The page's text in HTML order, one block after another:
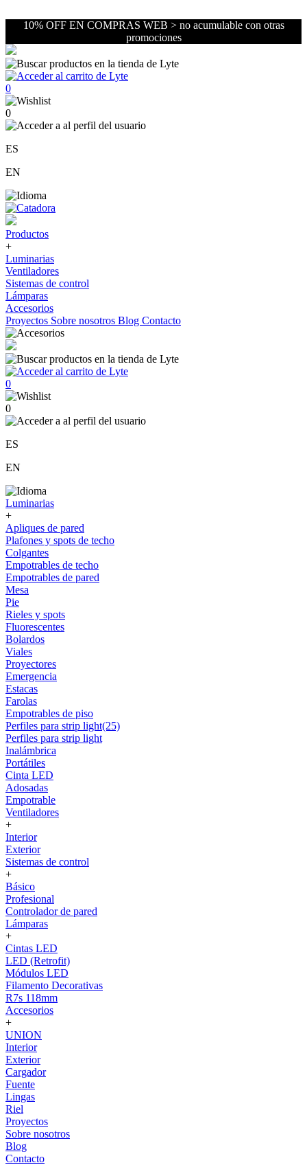
10% OFF EN COMPRAS WEB > no acumulable con otras
promociones
0
0
ES
EN
Productos
+
Luminarias
Ventiladores
Sistemas de control
Lámparas
Accesorios
Proyectos Sobre nosotros Blog Contacto
0
0
ES
EN
Luminarias
+
Apliques de pared
Plafones y spots de techo
Colgantes
Empotrables de techo
Empotrables de pared
Mesa
Pie
Rieles y spots
Fluorescentes
Bolardos
Viales
Proyectores
Emergencia
Estacas
Farolas
Empotrables de piso
Perfiles para strip light(25)
Perfiles para strip light
Inalámbrica
Portátiles
Cinta LED
Adosadas
Empotrable
Ventiladores
+
Interior
Exterior
Sistemas de control
+
Básico
Profesional
Controlador de pared
Lámparas
+
Cintas LED
LED (Retrofit)
Módulos LED
Filamento Decorativas
R7s 118mm
Accesorios
+
UNION
Interior
Exterior
Cargador
Fuente
Lingas
Riel
Proyectos
Sobre nosotros
Blog
Contacto